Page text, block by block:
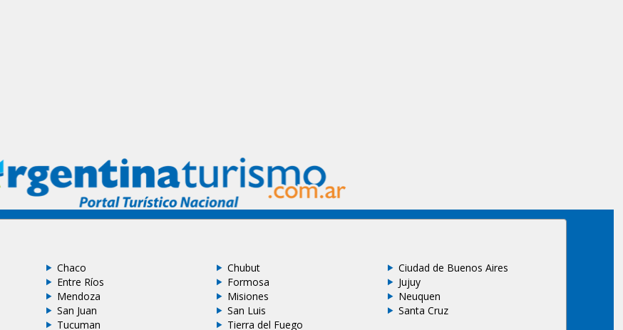
Chaco Chubut
Ciudad de Buenos Aires
Entre Ríos Formosa
Jujuy
Mendoza Misiones
Neuquen
San Juan San Luis
Santa Cruz
Tucuman Tierra del Fuego